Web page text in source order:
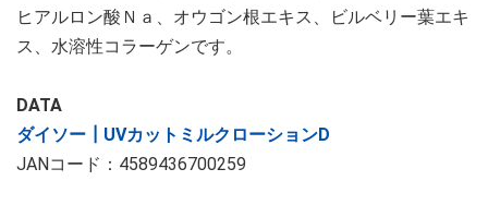
ヒアルロン酸Ｎａ、オウゴン根エキス、ビルベリー葉エキ
ス、水溶性コラーゲンです。
DATA
ダイソー┃UVカットミルクローションD
JANコード：4589436700259